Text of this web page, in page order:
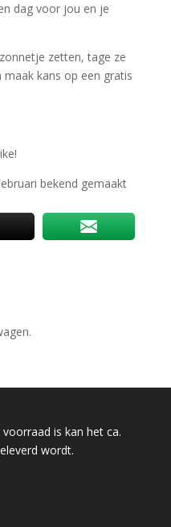
dag voor jou en je
zetten, tage ze
kans op een gratis
bekend gemaakt
is kan het ca.
wordt.